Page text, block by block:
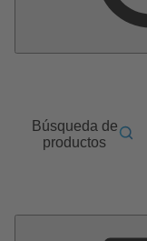
Búsqueda de
productos